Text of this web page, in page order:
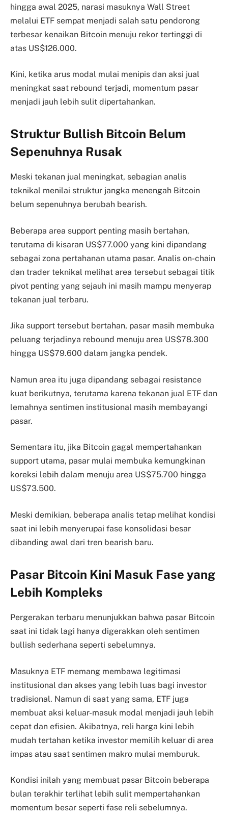
hingga awal 2025, narasi masuknya Wall Street
melalui ETF sempat menjadi salah satu pendorong
terbesar kenaikan Bitcoin menuju rekor tertinggi di
atas US$126.000.
Kini, ketika arus modal mulai menipis dan aksi jual
meningkat saat rebound terjadi, momentum pasar
menjadi jauh lebih sulit dipertahankan.
Struktur Bullish Bitcoin Belum
Sepenuhnya Rusak
Meski tekanan jual meningkat, sebagian analis
teknikal menilai struktur jangka menengah Bitcoin
belum sepenuhnya berubah bearish.
Beberapa area support penting masih bertahan,
terutama di kisaran US$77.000 yang kini dipandang
sebagai zona pertahanan utama pasar. Analis on-chain
dan trader teknikal melihat area tersebut sebagai titik
pivot penting yang sejauh ini masih mampu menyerap
tekanan jual terbaru.
Jika support tersebut bertahan, pasar masih membuka
peluang terjadinya rebound menuju area US$78.300
hingga US$79.600 dalam jangka pendek.
Namun area itu juga dipandang sebagai resistance
kuat berikutnya, terutama karena tekanan jual ETF dan
lemahnya sentimen institusional masih membayangi
pasar.
Sementara itu, jika Bitcoin gagal mempertahankan
support utama, pasar mulai membuka kemungkinan
koreksi lebih dalam menuju area US$75.700 hingga
US$73.500.
Meski demikian, beberapa analis tetap melihat kondisi
saat ini lebih menyerupai fase konsolidasi besar
dibanding awal dari tren bearish baru.
Pasar Bitcoin Kini Masuk Fase yang
Lebih Kompleks
Pergerakan terbaru menunjukkan bahwa pasar Bitcoin
saat ini tidak lagi hanya digerakkan oleh sentimen
bullish sederhana seperti sebelumnya.
Masuknya ETF memang membawa legitimasi
institusional dan akses yang lebih luas bagi investor
tradisional. Namun di saat yang sama, ETF juga
membuat aksi keluar-masuk modal menjadi jauh lebih
cepat dan efisien. Akibatnya, reli harga kini lebih
mudah tertahan ketika investor memilih keluar di area
impas atau saat sentimen makro mulai memburuk.
Kondisi inilah yang membuat pasar Bitcoin beberapa
bulan terakhir terlihat lebih sulit mempertahankan
momentum besar seperti fase reli sebelumnya.